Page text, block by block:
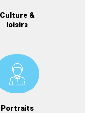
Culture &
loisirs
Portraits